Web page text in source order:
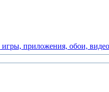
игры, приложения, обои, видео